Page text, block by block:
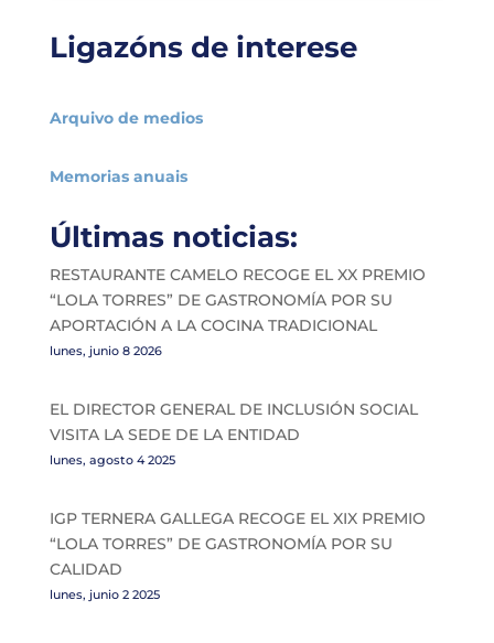
Ligazóns de interese
Arquivo de medios
Memorias anuais
Últimas noticias:
RESTAURANTE CAMELO RECOGE EL XX PREMIO
“LOLA TORRES” DE GASTRONOMÍA POR SU
APORTACIÓN A LA COCINA TRADICIONAL
lunes, junio 8 2026
EL DIRECTOR GENERAL DE INCLUSIÓN SOCIAL
VISITA LA SEDE DE LA ENTIDAD
lunes, agosto 4 2025
IGP TERNERA GALLEGA RECOGE EL XIX PREMIO
“LOLA TORRES” DE GASTRONOMÍA POR SU
CALIDAD
lunes, junio 2 2025